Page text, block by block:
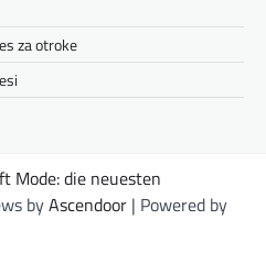
za otroke
Mode: die neuesten
byAscendoor | Powered by